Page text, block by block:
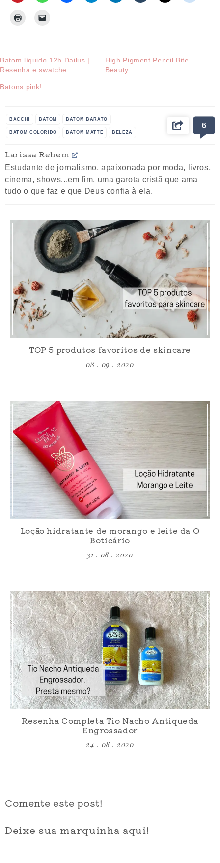
Batom líquido 12h Dailus |
Resenha e swatche
High Pigment Pencil Bite
Beauty
Batons pink!
BACCHI BATOM BATOM BARATO
BATOM COLORIDO BATOM MATTE BELEZA
MULHER PRODUTOS
SWATCH EM MOVIMENTO VIDEO
6
Larissa Rehem
Estudante de jornalismo, apaixonada por moda, livros,
cinema, shows...em fim, uma garota cristã que ama
tudo o que faz e que Deus confia à ela.
TOP 5 produtos favoritos de skincare
08 . 09 . 2020
Loção hidratante de morango e leite da O
Boticário
31 . 08 . 2020
Resenha Completa Tio Nacho Antiqueda
Engrossador
24 . 08 . 2020
Comente este post!
Deixe sua marquinha aqui!